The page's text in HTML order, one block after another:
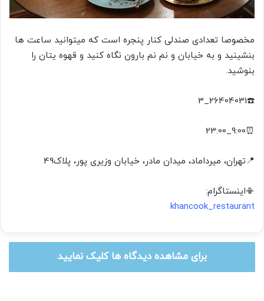
مخصوصا تعدادی صندلی کنار پنجره است که میتوانید ساعت ها
بنشینید و به خیابان و نم نم بارون نگاه کنید و قهوه یتان را
بنوشید.
☎️26404031_3
⏰️9:00_23:00
📍تهران، میرداماد، میدان مادر، خیابان وزیری پور، پلاک49
📳اینستاگرام:
khancook_restaurant
برای مشاهده دیدگاه ها کلیک نمایید